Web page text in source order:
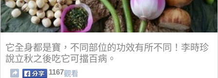
它全身都是寶，不同部位的功效有所不同！李時珍
說立秋之後吃它可擋百病。
1167觀看